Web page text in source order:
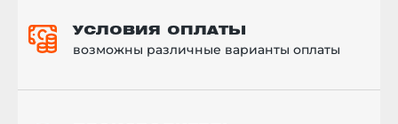
УСЛОВИЯ ОПЛАТЫ
возможны различные варианты оплаты